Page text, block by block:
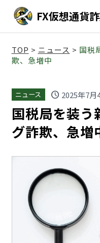
FX仮想通貨
TOP > ニュース > 国税
欺、急増中
ニュース schedule 2025年7月
国税局を装う
グ詐欺、急増